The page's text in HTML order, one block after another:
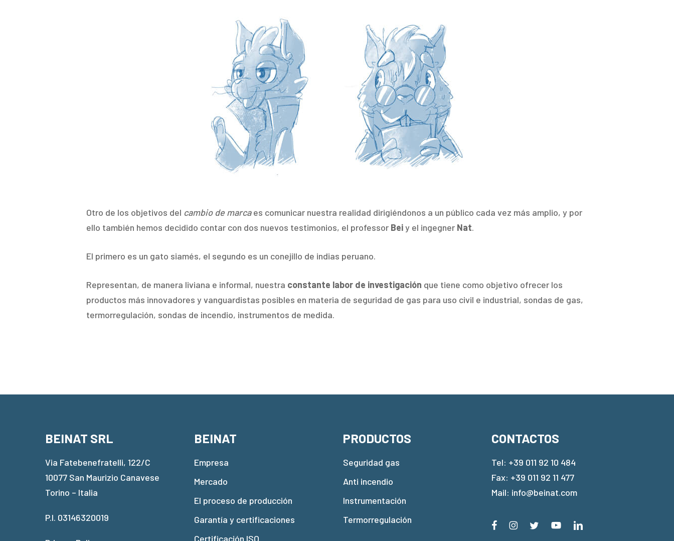
Otro de los objetivos del cambio de marcaes comunicar nuestra realidad dirigiéndonos a un público cada vez más amplio, y por
ello también hemos decidido contar con dos nuevos testimonios, el professor Beiy el ingegner Nat.
El primero es un gato siamés, el segundo es un conejillo de indias peruano.
Representan, de manera liviana e informal, nuestra constante labor de investigación que tiene como objetivo ofrecer los
productos más innovadores y vanguardistas posibles en materia de seguridad de gas para uso civil e industrial, sondas de gas,
termorregulación, sondas de incendio, instrumentos de medida.
BEINAT SRL
Via Fatebenefratelli, 122/C
10077 San Maurizio Canavese
Torino – Italia
P.I. 03146320019
BEINAT
Empresa
Mercado
El proceso de producción
Garantía y certificaciones
Certificación ISO
PRODUCTOS
Seguridad gas
Anti incendio
Instrumentación
Termorregulación
CONTACTOS
Tel: +39 011 92 10 484
Fax: +39 011 92 11 477
Mail: info@beinat.com